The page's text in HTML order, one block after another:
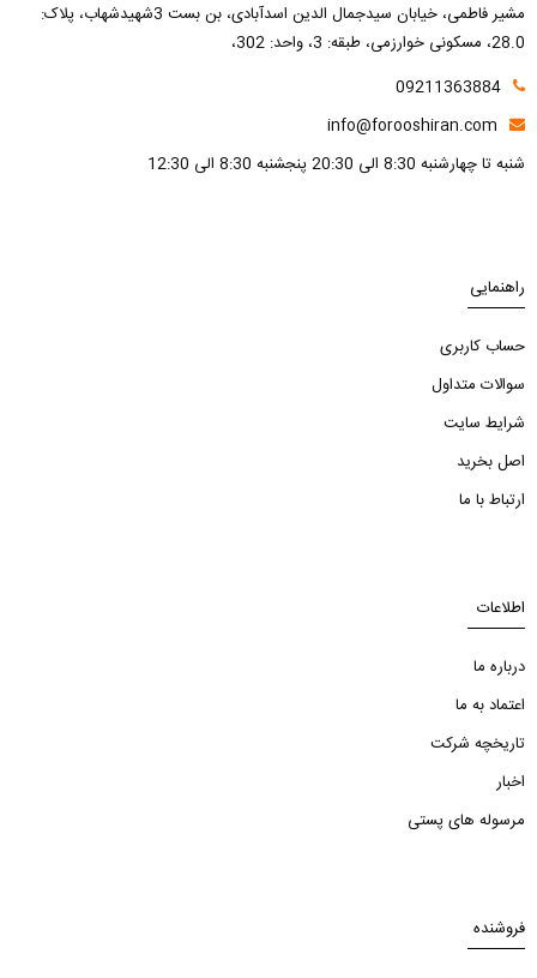
مشیر فاطمی، خیابان سیدجمال الدین اسدآبادی، بن بست 3شهیدشهاب، پلاک:
28.0، مسکونی خوارزمی، طبقه: 3، واحد: 302،
09211363884
info@forooshiran.com
شنبه تا چهارشنبه 8:30 الی 20:30 پنجشنبه 8:30 الی 12:30
راهنمایی
حساب کاربری
سوالات متداول
شرایط سایت
اصل بخرید
ارتباط با ما
اطلاعات
درباره ما
اعتماد به ما
تاریخچه شرکت
اخبار
مرسوله های پستی
فروشنده